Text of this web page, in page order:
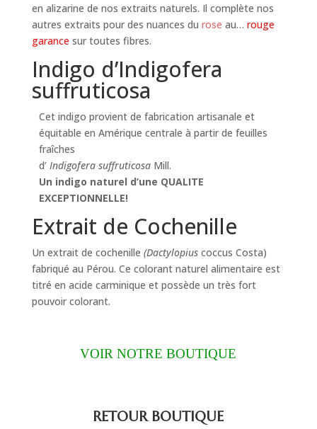
en alizarine de nos extraits naturels. Il complète nos
autres extraits pour des nuances du rose au… rouge
garance sur toutes fibres.
Indigo d’Indigofera
suffruticosa
Cet indigo provient de fabrication artisanale et
équitable en Amérique centrale à partir de feuilles
fraîches
d’ Indigofera suffruticosaMill.
Un indigo naturel d’une QUALITE
EXCEPTIONNELLE!
Extrait de Cochenille
Un extrait de cochenille (Dactylopiuscoccus Costa)
fabriqué au Pérou. Ce colorant naturel alimentaire est
titré en acide carminique et possède un très fort
pouvoir colorant.
VOIR NOTRE BOUTIQUE
RETOURBOUTIQUE